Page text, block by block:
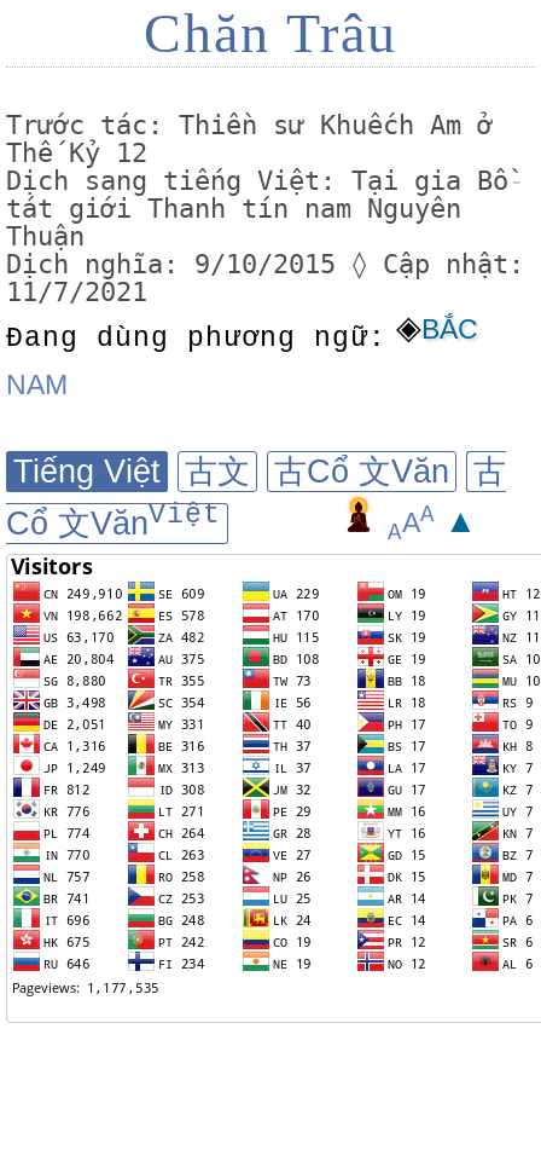
Chăn Trâu
Trước tác: Thiền sư Khuếch Am ở
Thế Kỷ 12
Dịch sang tiếng Việt: Tại gia Bồ -
tát giới Thanh tín nam Nguyên
Thuận
Dịch nghĩa: 9/10/2015 ◊ Cập nhật:
11/7/2021
Đang dùng phương ngữ: ◈BẮC
NAM
Tiếng Việt 古文 古Cổ 文Văn
古
Cổ 文VănViệt
AAA ▲